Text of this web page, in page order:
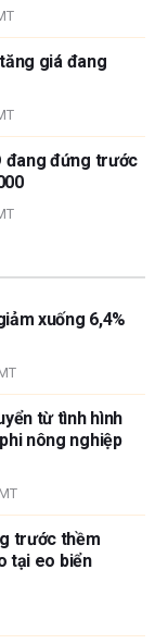
giá đang
đang đứng trước
xuống 6,4%
từ tình hình
nông nghiệp
trước thềm
tại eo biển